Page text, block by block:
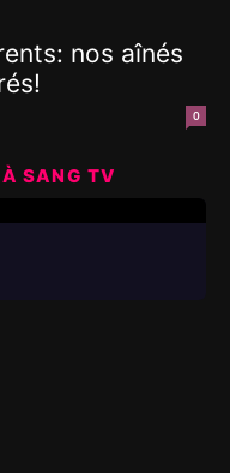
nos aînés
0
SANG TV